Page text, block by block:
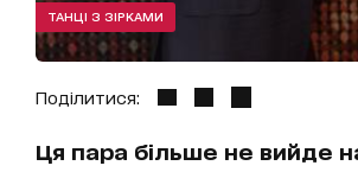
ТАНЦІ З ЗІРКАМИ
Поділитися:
Ця пара більше не вийде